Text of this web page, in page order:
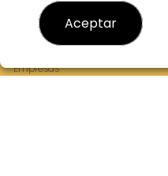
¿Quiénes somos?
Comprar lotería
Resultados
Empresas
Aceptar